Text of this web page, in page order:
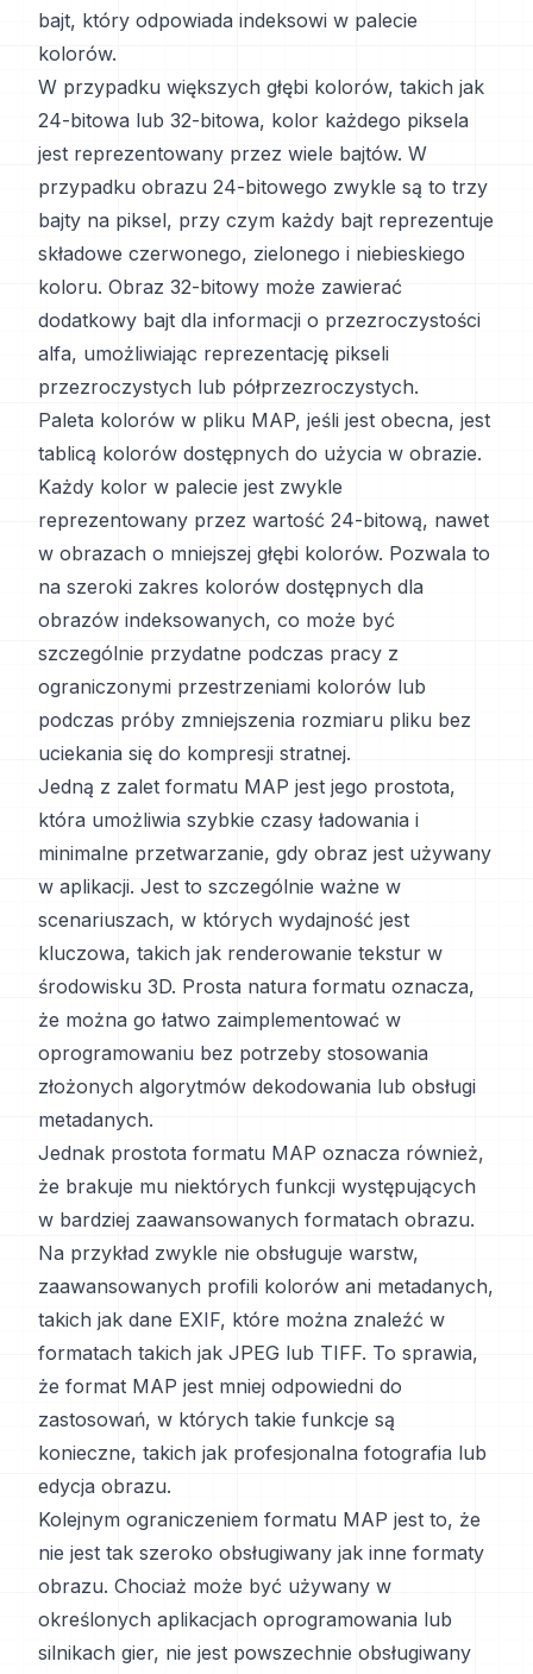
bajt, który odpowiada indeksowi w palecie
kolorów.
W przypadku większych głębi kolorów, takich jak
24-bitowa lub 32-bitowa, kolor każdego piksela
jest reprezentowany przez wiele bajtów. W
przypadku obrazu 24-bitowego zwykle są to trzy
bajty na piksel, przy czym każdy bajt reprezentuje
składowe czerwonego, zielonego i niebieskiego
koloru. Obraz 32-bitowy może zawierać
dodatkowy bajt dla informacji o przezroczystości
alfa, umożliwiając reprezentację pikseli
przezroczystych lub półprzezroczystych.
Paleta kolorów w pliku MAP, jeśli jest obecna, jest
tablicą kolorów dostępnych do użycia w obrazie.
Każdy kolor w palecie jest zwykle
reprezentowany przez wartość 24-bitową, nawet
w obrazach o mniejszej głębi kolorów. Pozwala to
na szeroki zakres kolorów dostępnych dla
obrazów indeksowanych, co może być
szczególnie przydatne podczas pracy z
ograniczonymi przestrzeniami kolorów lub
podczas próby zmniejszenia rozmiaru pliku bez
uciekania się do kompresji stratnej.
Jedną z zalet formatu MAP jest jego prostota,
która umożliwia szybkie czasy ładowania i
minimalne przetwarzanie, gdy obraz jest używany
w aplikacji. Jest to szczególnie ważne w
scenariuszach, w których wydajność jest
kluczowa, takich jak renderowanie tekstur w
środowisku 3D. Prosta natura formatu oznacza,
że można go łatwo zaimplementować w
oprogramowaniu bez potrzeby stosowania
złożonych algorytmów dekodowania lub obsługi
metadanych.
Jednak prostota formatu MAP oznacza również,
że brakuje mu niektórych funkcji występujących
w bardziej zaawansowanych formatach obrazu.
Na przykład zwykle nie obsługuje warstw,
zaawansowanych profili kolorów ani metadanych,
takich jak dane EXIF, które można znaleźć w
formatach takich jak JPEG lub TIFF. To sprawia,
że format MAP jest mniej odpowiedni do
zastosowań, w których takie funkcje są
konieczne, takich jak profesjonalna fotografia lub
edycja obrazu.
Kolejnym ograniczeniem formatu MAP jest to, że
nie jest tak szeroko obsługiwany jak inne formaty
obrazu. Chociaż może być używany w
określonych aplikacjach oprogramowania lub
silnikach gier, nie jest powszechnie obsługiwany